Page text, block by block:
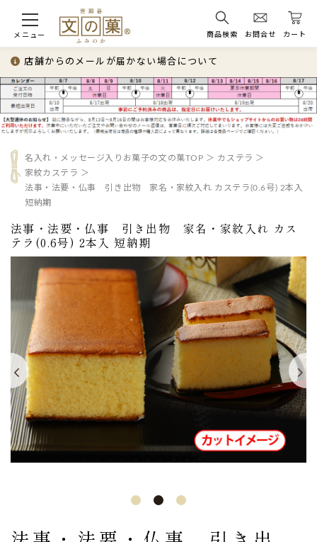
メニュー 商品検索 お問合せ カート
店舗からのメールが届かない場合について
名入れ・メッセージ入りお菓子の文の菓TOP
カステラ
家紋カステラ
法事・法要・仏事 引き出物 家名・家紋入れ カステラ(0.6号) 2本入
短納期
法事・法要・仏事 引き出物 家名・家紋入れ カス
テラ(0.6号) 2本入 短納期